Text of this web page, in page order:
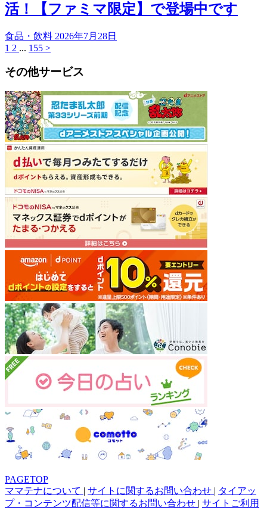
活！【ファミマ限定】で登場中です
食品・飲料 2026年7月28日
1 2 ... 155 >
その他サービス
PAGETOP
ママテナについて | サイトに関するお問い合わせ | タイアッ
プ・コンテンツ配信等に関するお問い合わせ | サイトご利用